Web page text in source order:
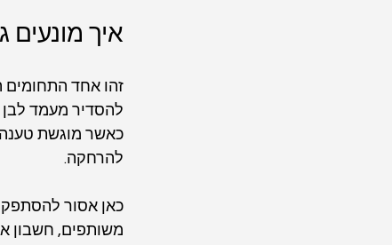
איך מונעים
זהו אחד התחומים
להסדיר מעמד לבן
כאשר מוגשת טענה
להרחקה.
כאן אסור להסתפק
משותפים, חשבון